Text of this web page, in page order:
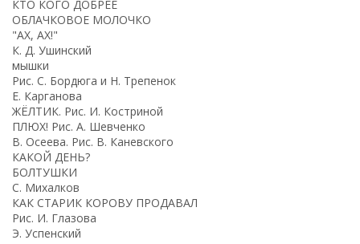
КТО КОГО ДОБРЕЕ
ОБЛАЧКОВОЕ МОЛОЧКО
"АХ, АХ!"
К. Д. Ушинский
мышки
Рис. С. Бордюга и Н. Трепенок
Е. Карганова
ЖЁЛТИК. Рис. И. Костриной
ПЛЮХ! Рис. А. Шевченко
B. Осеева. Рис. В. Каневского
КАКОЙ ДЕНЬ?
БОЛТУШКИ
C. Михалков
КАК СТАРИК КОРОВУ ПРОДАВАЛ
Рис. И. Глазова
Э. Успенский